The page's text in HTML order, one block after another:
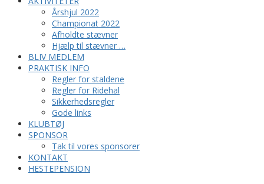
Årshjul 2022
Championat 2022
Afholdte stævner
Hjælp til stævner …
BLIV MEDLEM
PRAKTISK INFO
Regler for staldene
Regler for Ridehal
Sikkerhedsregler
Gode links
KLUBTØJ
SPONSOR
Tak til vores sponsorer
KONTAKT
HESTEPENSION